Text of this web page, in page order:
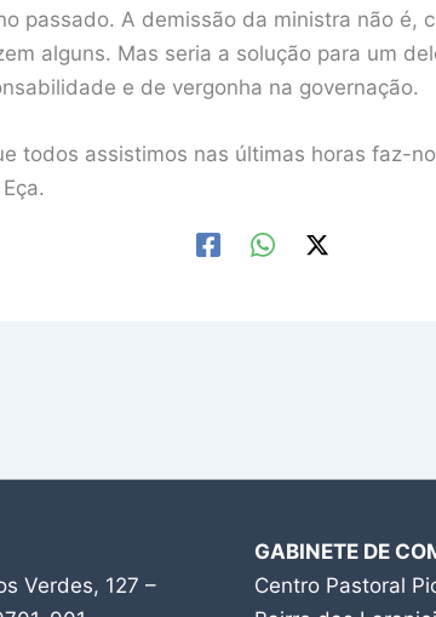
passado. A demissão da ministra não é,
alguns. Mas seria a solução para um
e de vergonha na governação.
todos assistimos nas últimas horas faz-
Verdes, 127 –
GABINETE DE
Centro Pastoral